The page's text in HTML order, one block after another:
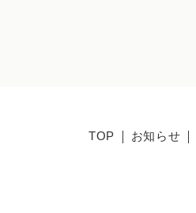
TOP お知らせ